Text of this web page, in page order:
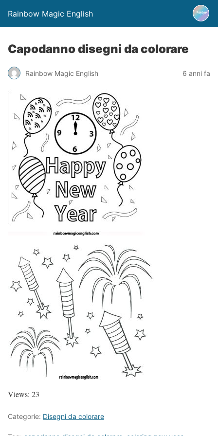
Rainbow Magic English
Capodanno disegni da colorare
Rainbow Magic English 6 anni fa
Views: 23
Categorie: Disegni da colorare